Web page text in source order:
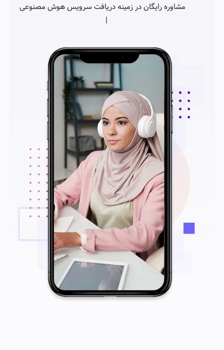
مشاوره رایگان در زمینه دریافت سرویس هوش مصنوعی